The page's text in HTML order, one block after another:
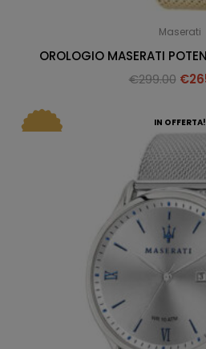
Maserati
OROLOGIO MASERATI
€299.00 €
IN OFFERTA!